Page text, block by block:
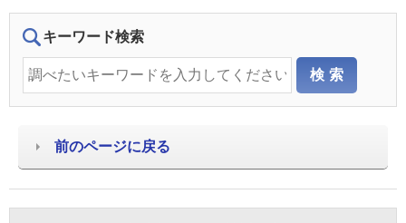
キーワード検索
前のページに戻る